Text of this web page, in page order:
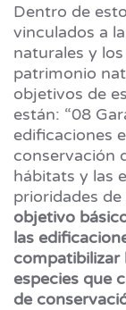
Dentro de
vinculados a
naturales y
patrimonio
objetivos de
están: “08
edificaciones
conservación
hábitats y las
prioridades
objetivo
las
compatibilizar
especies que
de